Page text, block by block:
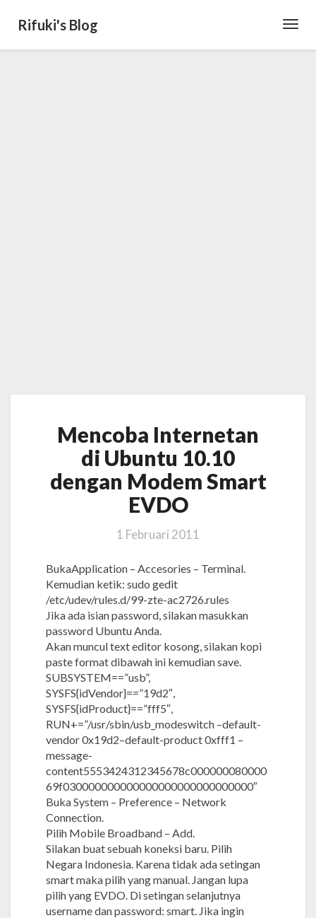
Rifuki's Blog
Internetan
di
Ubuntu
10.10
dengan
Modem
EVDO
Mencoba Internetan
di Ubuntu 10.10
dengan Modem Smart
EVDO
1 Februari 2011
BukaApplication – Accesories – Terminal.
Kemudian ketik: sudo gedit
/etc/udev/rules.d/99-zte-ac2726.rules
Jika ada isian password, silakan masukkan
password Ubuntu Anda.
Akan muncul text editor kosong, silakan kopi
paste format dibawah ini kemudian save.
SUBSYSTEM==”usb”,
SYSFS{idVendor}==”19d2″,
SYSFS{idProduct}==”fff5″,
RUN+=”/usr/sbin/usb_modeswitch –default-
vendor 0x19d2–default-product 0xfff1 –
message-
content5553424312345678c000000080000
69f030000000000000000000000000000″
Buka System – Preference – Network
Connection.
Pilih Mobile Broadband – Add.
Silakan buat sebuah koneksi baru. Pilih
Negara Indonesia. Karena tidak ada setingan
smart maka pilih yang manual. Jangan lupa
pilih yang EVDO. Di setingan selanjutnya
username dan password: smart. Jika ingin